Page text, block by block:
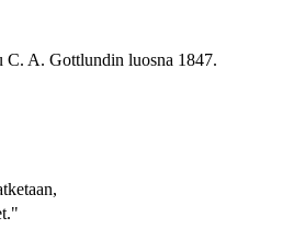
C. A. Gottlundin luosna 1847.